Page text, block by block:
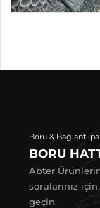
Boru & Bağlantı
BORU
Abter
sorularınız
geçin.